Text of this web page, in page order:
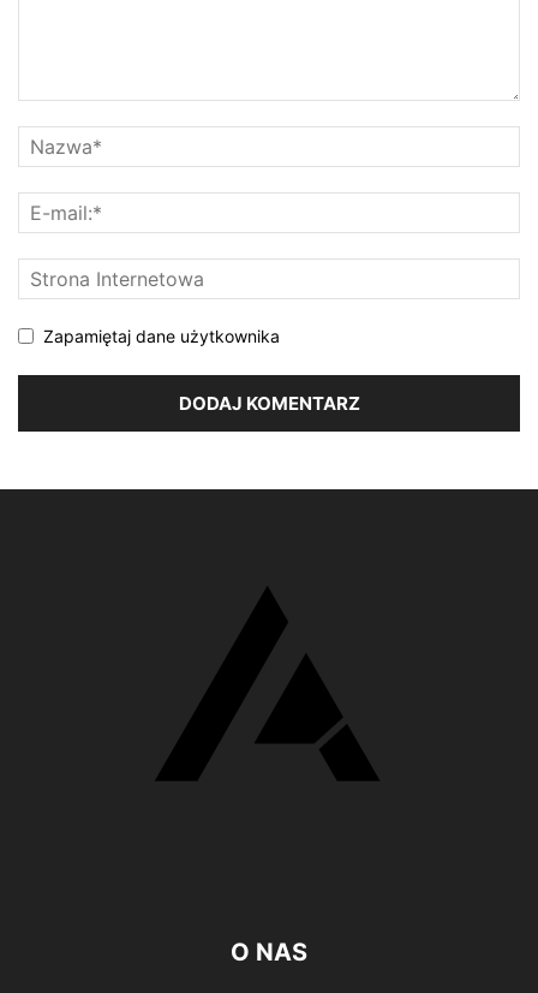
Zapamiętaj dane użytkownika
O NAS